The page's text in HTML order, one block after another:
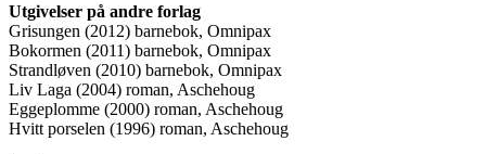
Utgivelser på andre forlag
Grisungen (2012) barnebok, Omnipax
Bokormen (2011) barnebok, Omnipax
Strandløven (2010) barnebok, Omnipax
Liv Laga (2004) roman, Aschehoug
Eggeplomme (2000) roman, Aschehoug
Hvitt porselen (1996) roman, Aschehoug